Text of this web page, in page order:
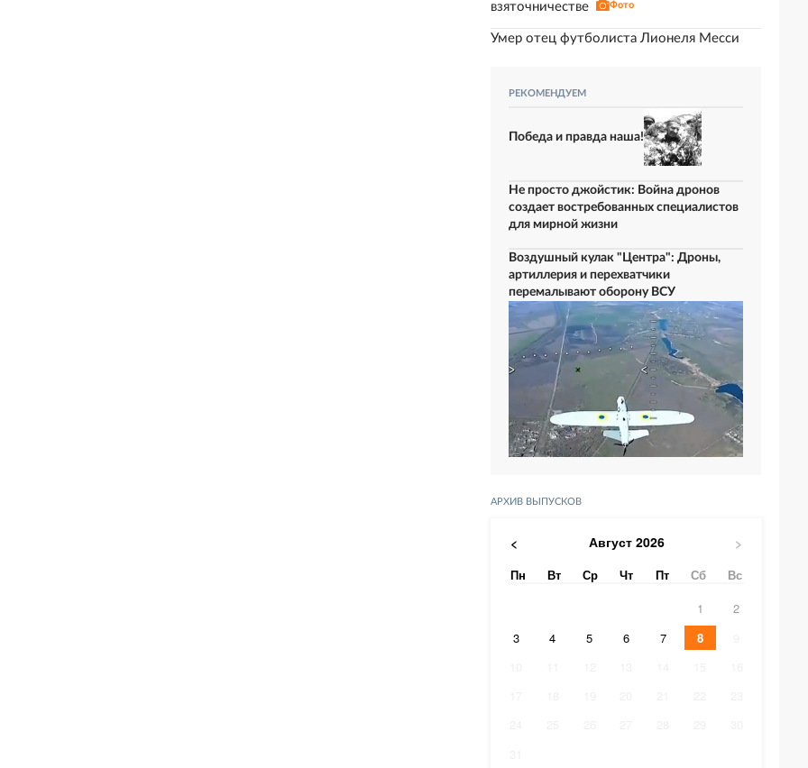
взяточничестве
Фото
Умер отец футболиста Лионеля Месси
РЕКОМЕНДУЕМ
Победа и правда наша!
Не просто джойстик: Война дронов
создает востребованных специалистов
для мирной жизни
Воздушный кулак "Центра": Дроны,
артиллерия и перехватчики
перемалывают оборону ВСУ
АРХИВ ВЫПУСКОВ
< Август 2026 >
Пн Вт Ср Чт Пт Сб
Вс
1
2
3
4 5 6 7 8